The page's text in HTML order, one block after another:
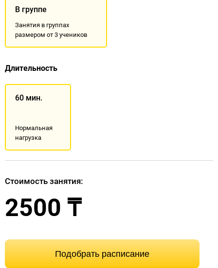
В группе
Занятия в группах
размером от 3 учеников
Длительность
60 мин.
Нормальная
нагрузка
Стоимость занятия:
2500 ₸
Подобрать расписание